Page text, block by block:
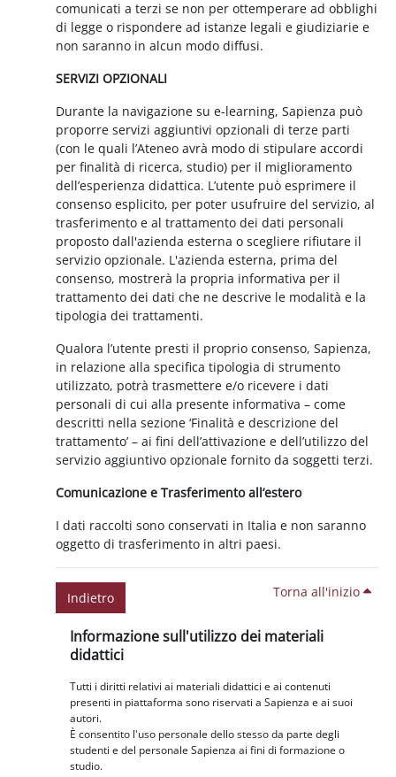
comunicati a terzi se non per ottemperare ad obblighi
di legge o rispondere ad istanze legali e giudiziarie e
non saranno in alcun modo diffusi.
SERVIZI OPZIONALI
Durante la navigazione su e-learning, Sapienza può
proporre servizi aggiuntivi opzionali di terze parti
(con le quali l’Ateneo avrà modo di stipulare accordi
per finalità di ricerca, studio) per il miglioramento
dell’esperienza didattica. L’utente può esprimere il
consenso esplicito, per poter usufruire del servizio, al
trasferimento e al trattamento dei dati personali
proposto dall'azienda esterna o scegliere rifiutare il
servizio opzionale. L'azienda esterna, prima del
consenso, mostrerà la propria informativa per il
trattamento dei dati che ne descrive le modalità e la
tipologia dei trattamenti.
Qualora l’utente presti il proprio consenso, Sapienza,
in relazione alla specifica tipologia di strumento
utilizzato, potrà trasmettere e/o ricevere i dati
personali di cui alla presente informativa – come
descritti nella sezione ‘Finalità e descrizione del
trattamento’ – ai fini dell’attivazione e dell’utilizzo del
servizio aggiuntivo opzionale fornito da soggetti terzi.
Comunicazione e Trasferimento all’estero
I dati raccolti sono conservati in Italia e non saranno
oggetto di trasferimento in altri paesi.
Indietro Torna all'inizio
Blocchi
Informazione sull'utilizzo dei materiali
didattici
Tutti i diritti relativi ai materiali didattici e ai contenuti
presenti in piattaforma sono riservati a Sapienza e ai suoi
autori.
È consentito l'uso personale dello stesso da parte degli
studenti e del personale Sapienza ai fini di formazione o
studio.